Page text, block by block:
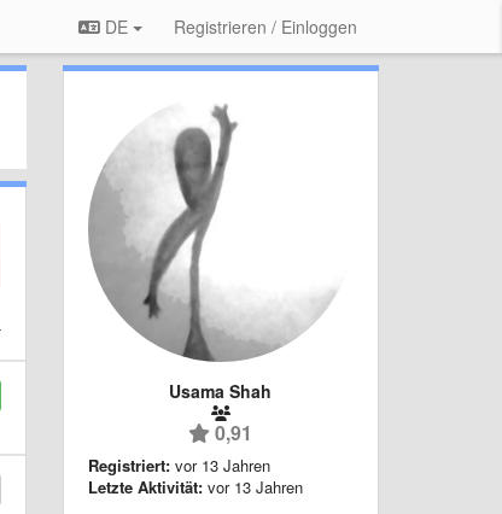
DE Registrieren / Einloggen
Usama Shah
0,91
Registriert: vor 13 Jahren
Letzte Aktivität: vor 13 Jahren